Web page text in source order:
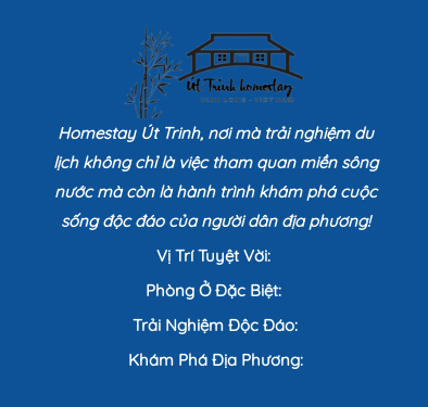
Homestay Út Trinh, nơi mà trải nghiệm du
lịch không chỉ là việc tham quan miền sông
nước mà còn là hành trình khám phá cuộc
sống độc đáo của người dân địa phương!
Vị Trí Tuyệt Vời:
Phòng Ở Đặc Biệt:
Trải Nghiệm Độc Đáo:
Khám Phá Địa Phương: